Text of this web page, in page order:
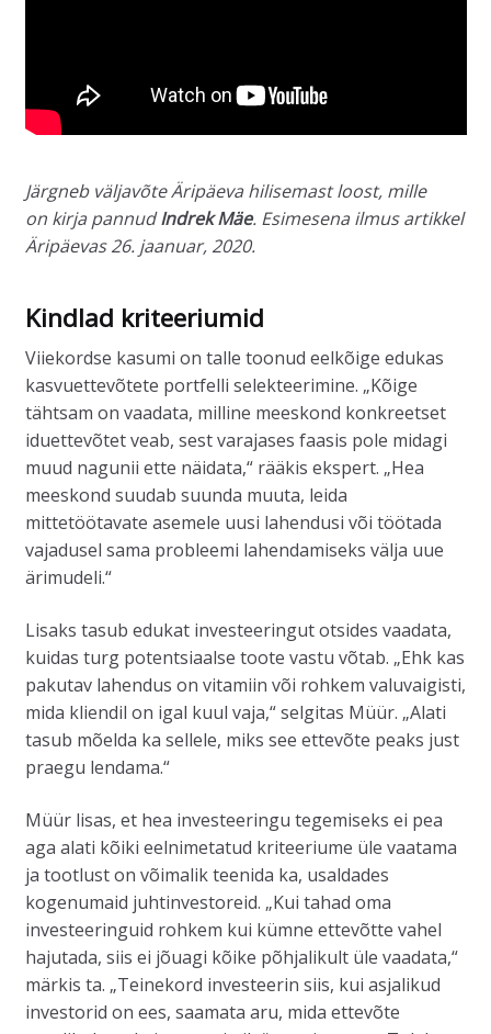
Järgneb väljavõte Äripäeva hilisemast loost, mille
on kirja pannudIndrek Mäe. Esimesena ilmus artikkel
Äripäevas 26. jaanuar, 2020.
Kindlad kriteeriumid
Viiekordse kasumi on talle toonud eelkõige edukas
kasvuettevõtete portfelli selekteerimine. „Kõige
tähtsam on vaadata, milline meeskond konkreetset
iduettevõtet veab, sest varajases faasis pole midagi
muud nagunii ette näidata,“ rääkis ekspert. „Hea
meeskond suudab suunda muuta, leida
mittetöötavate asemele uusi lahendusi või töötada
vajadusel sama probleemi lahendamiseks välja uue
ärimudeli.“
Lisaks tasub edukat investeeringut otsides vaadata,
kuidas turg potentsiaalse toote vastu võtab. „Ehk kas
pakutav lahendus on vitamiin või rohkem valuvaigisti,
mida kliendil on igal kuul vaja,“ selgitas Müür. „Alati
tasub mõelda ka sellele, miks see ettevõte peaks just
praegu lendama.“
Müür lisas, et hea investeeringu tegemiseks ei pea
aga alati kõiki eelnimetatud kriteeriume üle vaatama
ja tootlust on võimalik teenida ka, usaldades
kogenumaid juhtinvestoreid. „Kui tahad oma
investeeringuid rohkem kui kümne ettevõtte vahel
hajutada, siis ei jõuagi kõike põhjalikult üle vaadata,“
märkis ta. „Teinekord investeerin siis, kui asjalikud
investorid on ees, saamata aru, mida ettevõte